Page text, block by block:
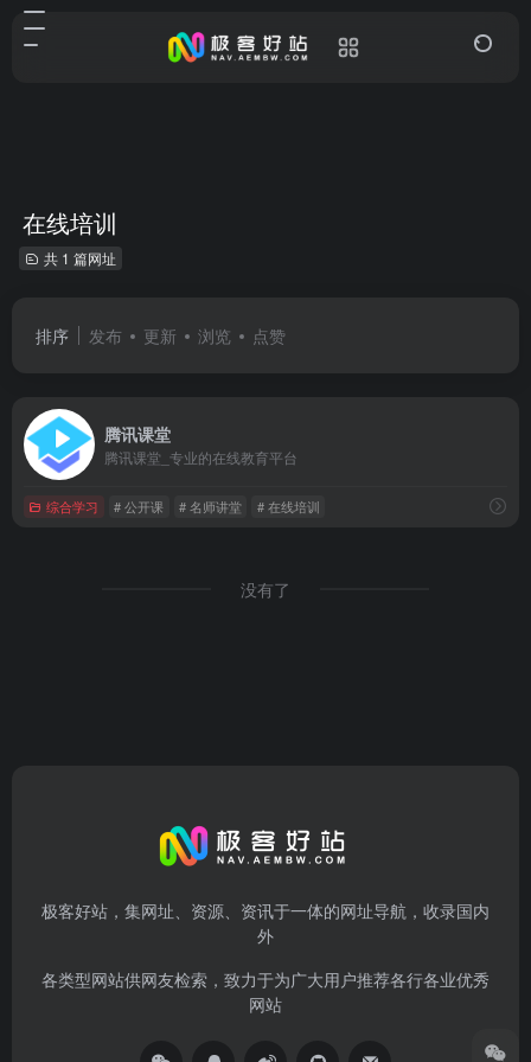
在线培训
共 1 篇网址
排序 发布 更新 浏览 点赞
腾讯课堂
腾讯课堂_专业的在线教育平台
综合学习 # 公开课 # 名师讲堂 # 在线培训
没有了
极客好站，集网址、资源、资讯于一体的网址导航，收录国内
外
各类型网站供网友检索，致力于为广大用户推荐各行各业优秀
网站